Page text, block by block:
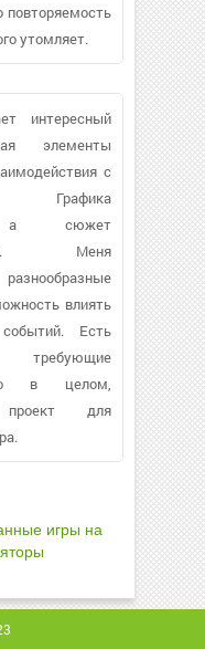
повторяемость
утомляет.
интересный
элементы
с
Графика
а сюжет
Меня
влиять
Есть
в целом,
проект для
игры на